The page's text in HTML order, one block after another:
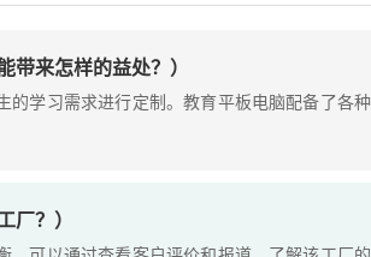
来怎样的益处？）
学习需求进行定制。教育平板电脑配备了各种
？）